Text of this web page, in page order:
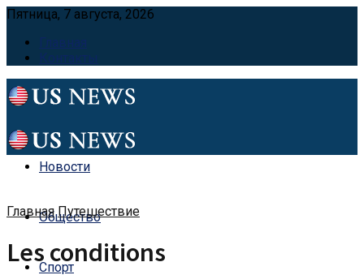
Пятница, 7 августа, 2026
Главная
Контакты
Новости
Общество
Спорт
Главная Путешествие
Les conditions